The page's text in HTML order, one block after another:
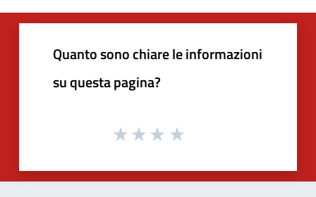
Quanto sono chiare le informazioni
su questa pagina?